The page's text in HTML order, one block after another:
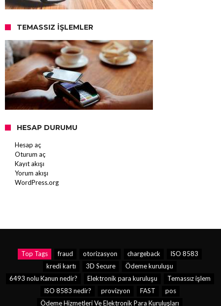
TEMASSIZ İŞLEMLER
HESAP DURUMU
Hesap aç
Oturum aç
Kayıt akışı
Yorum akışı
WordPress.org
Top Tags fraud otorizasyon chargeback
ISO 8583
kredi kartı
3D Secure
Ödeme kuruluşu
6493 nolu Kanun nedir?
Elektronik para kuruluşu
Temassız işlem
ISO 8583 nedir?
provizyon FAST
pos
Ödeme Hizmetleri Ve Elektronik Para Kuruluşları